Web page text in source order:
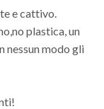
e cattivo.
plastica, un
nessun modo gli